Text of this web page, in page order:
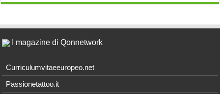
I magazine di Qonnetwork
Curriculumvitaeeuropeo.net
Passionetattoo.it